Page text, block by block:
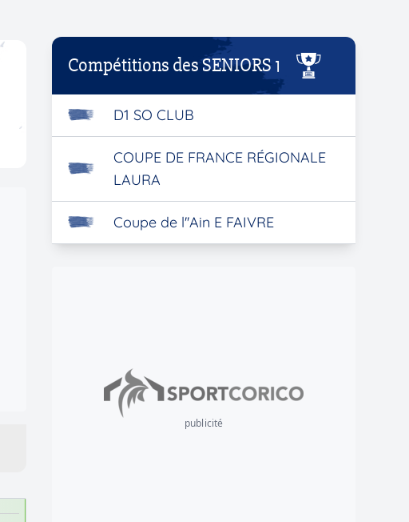
Compétitions des SENIORS 1
D1 SO CLUB
COUPE DE FRANCE RÉGIONALE
LAURA
Coupe de l''Ain E FAIVRE
publicité